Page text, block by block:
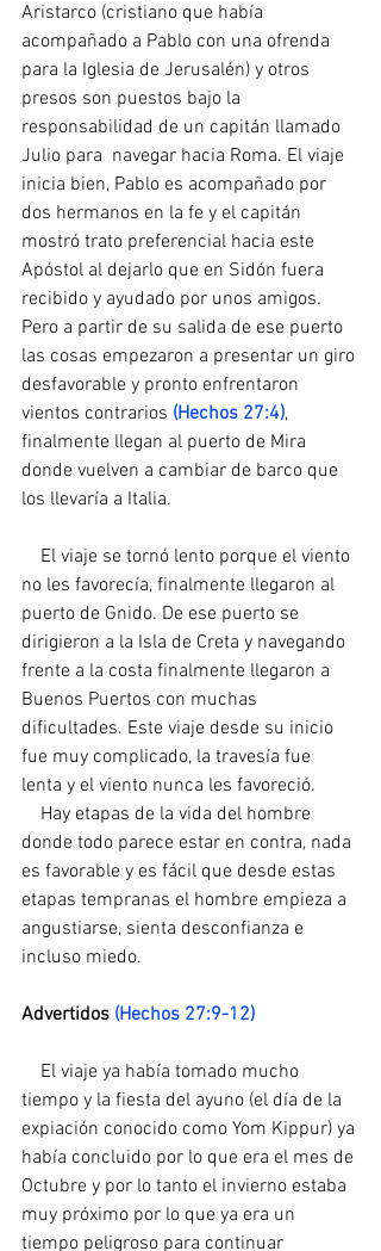
Aristarco (cristiano que había
acompañado a Pablo con una ofrenda
para la Iglesia de Jerusalén) y otros
presos son puestos bajo la
responsabilidad de un capitán llamado
Julio para  navegar hacia Roma. El viaje
inicia bien, Pablo es acompañado por
dos hermanos en la fe y el capitán
mostró trato preferencial hacia este
Apóstol al dejarlo que en Sidón fuera
recibido y ayudado por unos amigos.
Pero a partir de su salida de ese puerto
las cosas empezaron a presentar un giro
desfavorable y pronto enfrentaron
vientos contrarios (Hechos 27:4),
finalmente llegan al puerto de Mira
donde vuelven a cambiar de barco que
los llevaría a Italia.
no les favorecía, finalmente llegaron al
puerto de Gnido. De ese puerto se
dirigieron a la Isla de Creta y navegando
frente a la costa finalmente llegaron a
Buenos Puertos con muchas
dificultades. Este viaje desde su inicio
fue muy complicado, la travesía fue
lenta y el viento nunca les favoreció.
donde todo parece estar en contra, nada
es favorable y es fácil que desde estas
etapas tempranas el hombre empieza a
angustiarse, sienta desconfianza e
incluso miedo.
Advertidos (Hechos 27:9-12)
tiempo y la fiesta del ayuno (el día de la
expiación conocido como Yom Kippur) ya
había concluido por lo que era el mes de
Octubre y por lo tanto el invierno estaba
muy próximo por lo que ya era un
tiempo peligroso para continuar